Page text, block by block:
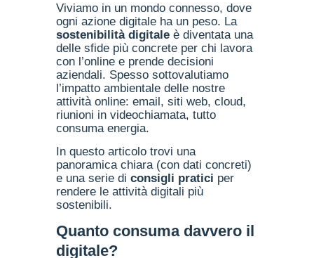
Viviamo in un mondo connesso, dove
ogni azione digitale ha un peso. La
sostenibilità digitale è diventata una
delle sfide più concrete per chi lavora
con l’online e prende decisioni
aziendali. Spesso sottovalutiamo
l’impatto ambientale delle nostre
attività online: email, siti web, cloud,
riunioni in videochiamata, tutto
consuma energia.
In questo articolo trovi una
panoramica chiara (con dati concreti)
e una serie di consigli pratici per
rendere le attività digitali più
sostenibili.
Quanto consuma davvero il
digitale?